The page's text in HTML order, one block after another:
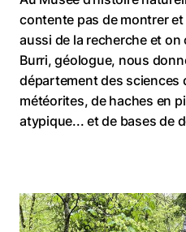
contente pas de montrer
aussi de la recherche et
Burri, géologue, nous
département des sciences
météorites, de haches en
atypique... et de bases de